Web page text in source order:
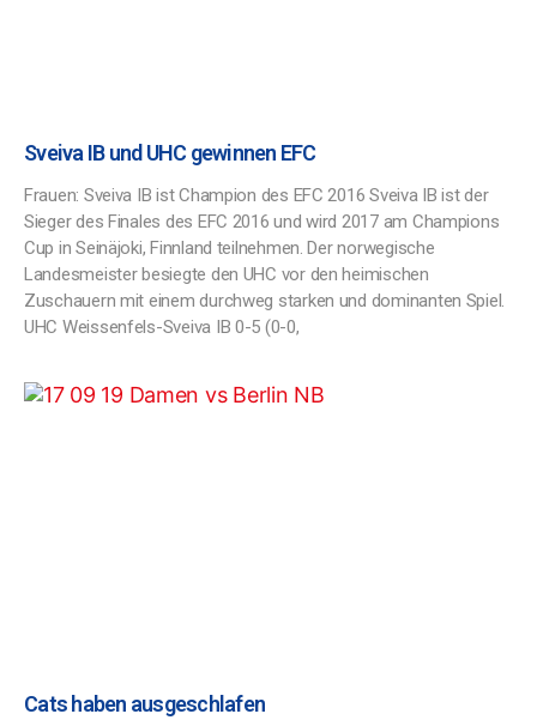
Sveiva IB und UHC gewinnen EFC
Frauen: Sveiva IB ist Champion des EFC 2016 Sveiva IB ist der
Sieger des Finales des EFC 2016 und wird 2017 am Champions
Cup in Seinäjoki, Finnland teilnehmen. Der norwegische
Landesmeister besiegte den UHC vor den heimischen
Zuschauern mit einem durchweg starken und dominanten Spiel.
UHC Weissenfels-Sveiva IB 0-5 (0-0,
Cats haben ausgeschlafen